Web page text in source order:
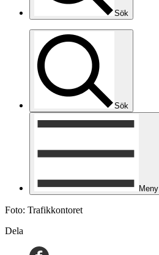
Sök
Sök
Meny
Foto: Trafikkontoret
Dela